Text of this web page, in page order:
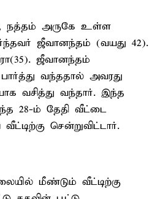
நத்தம் அருகே உள்ள
ஜீவானந்தம் (வயது 42).
ஜீவானந்தம்
வந்ததால் அவரது
வசித்து வந்தார். இந்த
28-ம் தேதி வீட்டை
வீட்டிற்கு சென்றுவிட்டார்.
மீண்டும் வீட்டிற்கு